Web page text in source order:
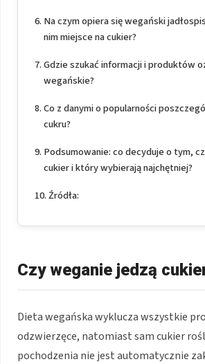
Na czym opiera się wegański
nim miejsce na cukier?
Gdzie szukać informacji i produktów
wegańskie?
Co z danymi o popularności
cukru?
Podsumowanie: co decyduje o tym,
cukier i który wybierają najchętniej?
Źródła:
Czy weganie jedzą
Dieta wegańska wyklucza wszystkie
odzwierzęce, natomiast sam cukier
pochodzenia nie jest automatycznie